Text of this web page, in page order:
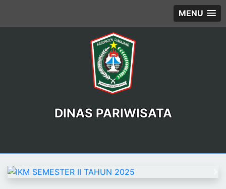
MENU
DINAS PARIWISATA
Previous